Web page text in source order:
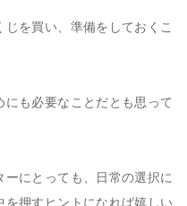
じを買い、準備をしておくこ
も必要なことだとも思って
にとっても、日常の選択に
押すヒントになれば嬉しい